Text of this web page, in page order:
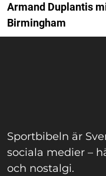
Armand Duplantis
Birmingham
Sportbibeln är
sociala medier –
och nostalgi.